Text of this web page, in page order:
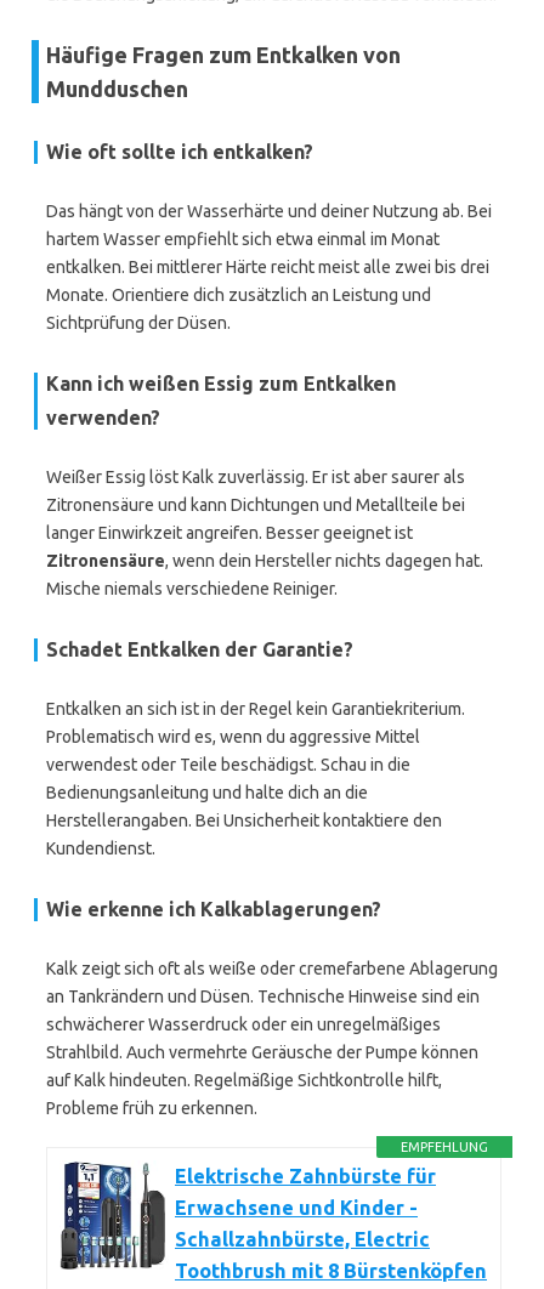
Häufige Fragen zum Entkalken von
Mundduschen
Wie oft sollte ich entkalken?
Das hängt von der Wasserhärte und deiner Nutzung ab. Bei
hartem Wasser empfiehlt sich etwa einmal im Monat
entkalken. Bei mittlerer Härte reicht meist alle zwei bis drei
Monate. Orientiere dich zusätzlich an Leistung und
Sichtprüfung der Düsen.
Kann ich weißen Essig zum Entkalken
verwenden?
Weißer Essig löst Kalk zuverlässig. Er ist aber saurer als
Zitronensäure und kann Dichtungen und Metallteile bei
langer Einwirkzeit angreifen. Besser geeignet ist
Zitronensäure, wenn dein Hersteller nichts dagegen hat.
Mische niemals verschiedene Reiniger.
Schadet Entkalken der Garantie?
Entkalken an sich ist in der Regel kein Garantiekriterium.
Problematisch wird es, wenn du aggressive Mittel
verwendest oder Teile beschädigst. Schau in die
Bedienungsanleitung und halte dich an die
Herstellerangaben. Bei Unsicherheit kontaktiere den
Kundendienst.
Wie erkenne ich Kalkablagerungen?
Kalk zeigt sich oft als weiße oder cremefarbene Ablagerung
an Tankrändern und Düsen. Technische Hinweise sind ein
schwächerer Wasserdruck oder ein unregelmäßiges
Strahlbild. Auch vermehrte Geräusche der Pumpe können
auf Kalk hindeuten. Regelmäßige Sichtkontrolle hilft,
Probleme früh zu erkennen.
EMPFEHLUNG
Elektrische Zahnbürste für
Erwachsene und Kinder -
Schallzahnbürste, Electric
Toothbrush mit 8 Bürstenköpfen